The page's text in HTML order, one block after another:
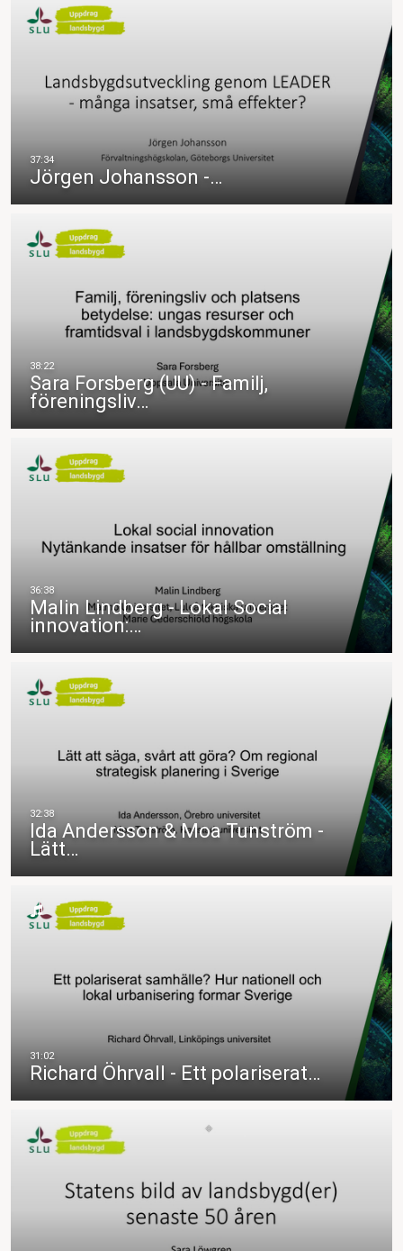
Jörgen Johansson -…
Sara Forsberg (UU) - Familj,
föreningsliv…
Malin Lindberg - Lokal Social
innovation:…
Ida Andersson & Moa Tunström -
Lätt…
Richard Öhrvall - Ett polariserat…